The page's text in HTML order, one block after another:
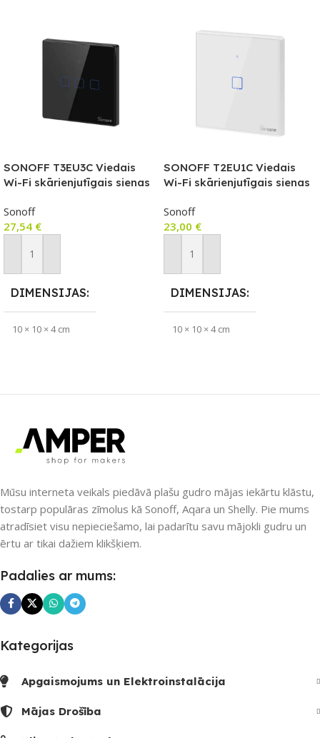
SONOFF T3EU3C Viedais
Wi-Fi skārienjutīgais sienas
Sonoff
27,54 €
Pievienot Grozam
DIMENSIJAS
10 × 10 × 4 cm
SAVIENOJUMS
RF uztvērējs,Wi-Fi
PIEEJAMS UZREIZ Jā
UZREIZ PIEEJAMAIS
SONOFF T2EU1C Viedais
Wi-Fi skārienjutīgais sienas
Sonoff
23,00 €
Pievienot Grozam
DIMENSIJAS
10 × 10 × 4 cm
RF raidītājs
PIEEJAMS UZREIZ
Mūsu interneta veikals piedāvā plašu gudro mājas iekārtu klāstu,
tostarp populāras zīmolus kā Sonoff, Aqara un Shelly. Pie mums
atradīsiet visu nepieciešamo, lai padarītu savu mājokli gudru un
ērtu ar tikai dažiem klikšķiem.
Padalies ar mums:
Kategorijas
Apgaismojums un Elektroinstalācija
Mājas Drošība